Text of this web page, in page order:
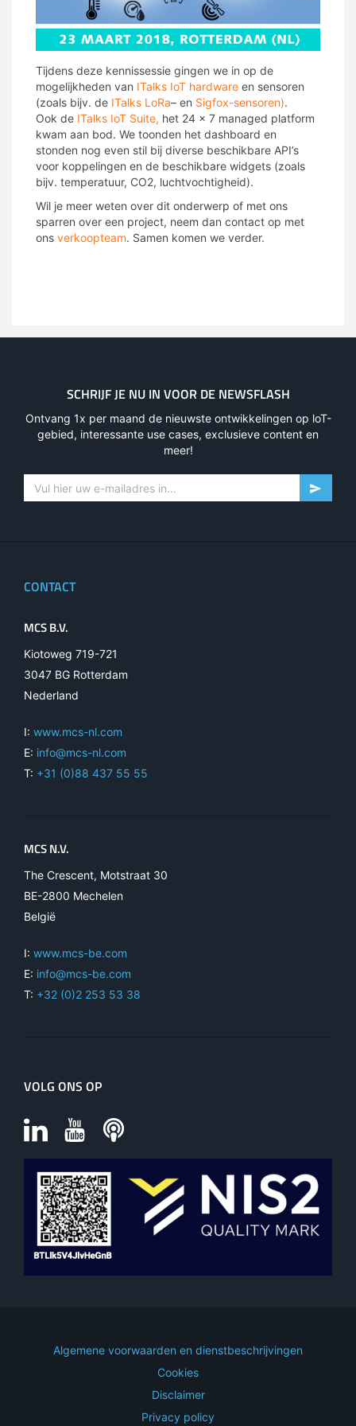
Tijdens deze kennissessie gingen we in op de
mogelijkheden van ITalks IoT hardware en sensoren
(zoals bijv. de ITalks LoRa– en Sigfox-sensoren).
Ook de ITalks IoT Suite, het 24 x 7 managed platform
kwam aan bod. We toonden het dashboard en
stonden nog even stil bij diverse beschikbare API’s
voor koppelingen en de beschikbare widgets (zoals
bijv. temperatuur, CO2, luchtvochtigheid).
Wil je meer weten over dit onderwerp of met ons
sparren over een project, neem dan contact op met
ons verkoopteam. Samen komen we verder.
SCHRIJF JE NU IN VOOR DE NEWSFLASH
Ontvang 1x per maand de nieuwste ontwikkelingen op loT-
gebied, interessante use cases, exclusieve content en
meer!
CONTACT
MCS B.V.
Kiotoweg 719-721
3047 BG Rotterdam
Nederland
I: www.mcs-nl.com
E: info@mcs-nl.com
T: +31 (0)88 437 55 55
MCS N.V.
The Crescent, Motstraat 30
BE-2800 Mechelen
België
I: www.mcs-be.com
E: info@mcs-be.com
T: +32 (0)2 253 53 38
VOLG ONS OP
Algemene voorwaarden en dienstbeschrijvingen
Cookies
Disclaimer
Privacy policy